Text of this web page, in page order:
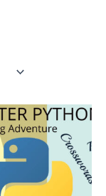
Price
range:
€200.00
through
€800.00
Αυτό
το
προϊόν
πολλαπλές